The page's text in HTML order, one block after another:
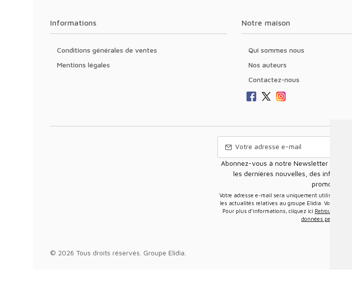
Informations
Conditions générales de ventes
Mentions légales
Notre maison
Qui sommes nous
Nos auteurs
Contactez-nous
Abonnez-vous à notre Newsletter pour
les dernières nouvelles, des
promotions.
Votre adresse e-mail sera uniquement utilisée pour vous envoyer des informations sur
les actualités relatives au groupe Elidia. Vous
Pour plus d’informations, cliquez ici Retrouvez ici
données
© 2026 Tous droits réservés. Groupe Elidia